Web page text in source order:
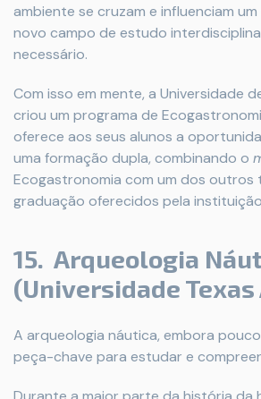
ambiente se cruzam e influenciam
novo campo de estudo
necessário.
Com isso em mente, a Universidade
criou um programa de
oferece aos seus alunos a
uma formação dupla, combinando o
Ecogastronomia com um dos outros
graduação oferecidos pela
15. Arqueologia
(Universidade Texas
A arqueologia náutica, embora
peça-chave para estudar e